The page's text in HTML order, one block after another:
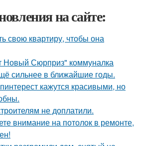
на сайте:
свою квартиру, чтобы она
Новый Сюрприз" коммуналка
сильнее в ближайшие годы.
кажутся красивыми, но
не доплатили.
внимание на потолок в ремонте,